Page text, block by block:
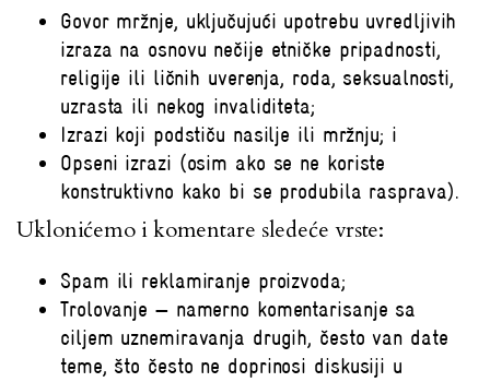
Govor mržnje, uključujući upotrebu uvredljivih
izraza na osnovu nečije etničke pripadnosti,
religije ili ličnih uverenja, roda, seksualnosti,
uzrasta ili nekog invaliditeta;
Izrazi koji podstiču nasilje ili mržnju; i
Opseni izrazi (osim ako se ne koriste
konstruktivno kako bi se produbila rasprava).
Uklonićemo i komentare sledeće vrste:
Spam ili reklamiranje proizvoda;
Trolovanje — namerno komentarisanje sa
ciljem uznemiravanja drugih, često van date
teme, što često ne doprinosi diskusiji u